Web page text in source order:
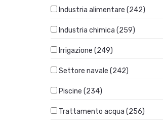
Industria alimentare (242)
Industria chimica (259)
Irrigazione (249)
Settore navale (242)
Piscine (234)
Trattamento acqua (256)